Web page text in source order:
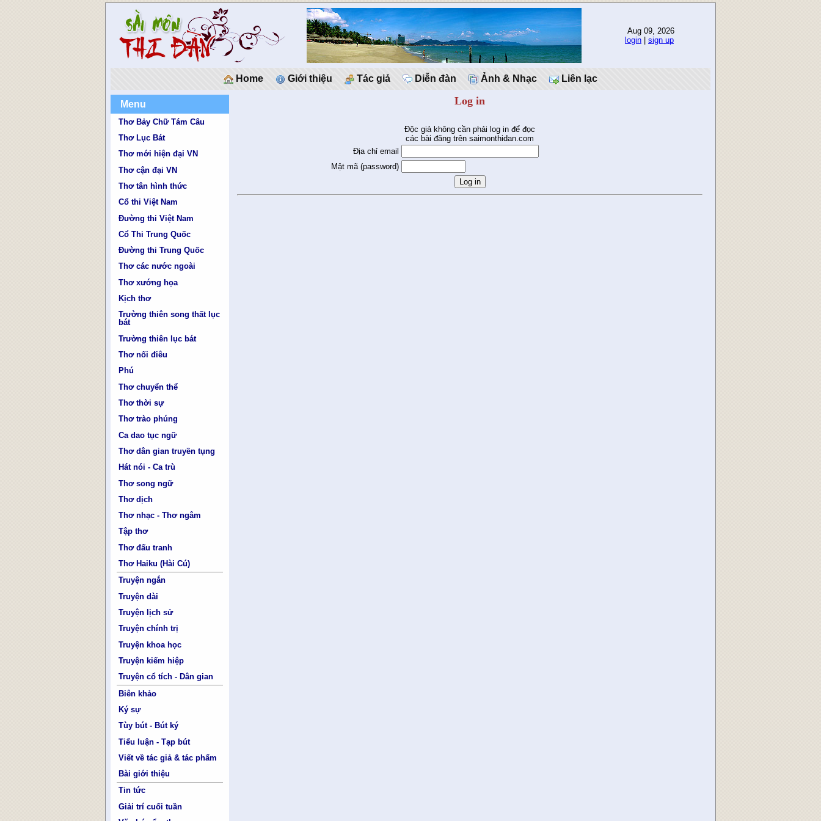
Aug 09, 2026
login
sign up
Home Giới thiệu Tác giả Diễn đàn Ảnh & Nhạc Liên lạc
Menu
Thơ Bảy Chữ Tám Câu
Thơ Lục Bát
Thơ mới hiện đại VN
Thơ cận đại VN
Thơ tân hình thức
Cổ thi Việt Nam
Đường thi Việt Nam
Cổ Thi Trung Quốc
Đường thi Trung Quốc
Thơ các nước ngoài
Thơ xướng họa
Kịch thơ
Trường thiên song thất lục
bát
Trường thiên lục bát
Thơ nối điêu
Phú
Thơ chuyển thể
Thơ thời sự
Thơ trào phúng
Ca dao tục ngữ
Thơ dân gian truyền tụng
Hát nói - Ca trù
Thơ song ngữ
Thơ dịch
Thơ nhạc - Thơ ngâm
Tập thơ
Thơ đấu tranh
Thơ Haiku (Hài Cú)
Truyện ngắn
Truyện dài
Truyện lịch sử
Truyện chính trị
Truyện khoa học
Truyện kiếm hiệp
Truyện cổ tích - Dân gian
Biên khảo
Ký sự
Tùy bút - Bút ký
Tiểu luận - Tạp bút
Viết về tác giả & tác phẩm
Bài giới thiệu
Tin tức
Giải trí cuối tuần
Log in
Độc giả không cần phải log in để đọc
các bài đăng trên saimonthidan.com
Địa chỉ email
Mật mã (password)